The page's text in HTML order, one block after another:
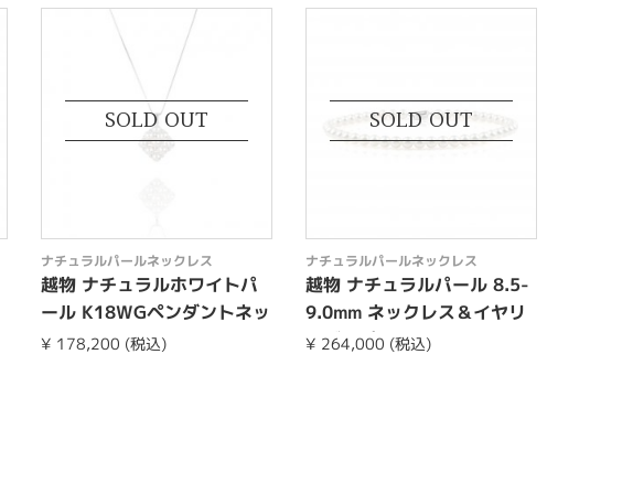
SOLD OUT
ナチュラルパールネックレス
越物 ナチュラルホワイトパ
ール K18WGペンダントネッ
クレス
¥ 178,200 (税込)
SOLD OUT
ナチュラルパールネックレス
越物 ナチュラルパール 8.5-
9.0mm ネックレス＆イヤリ
ングorピア...
¥ 264,000 (税込)